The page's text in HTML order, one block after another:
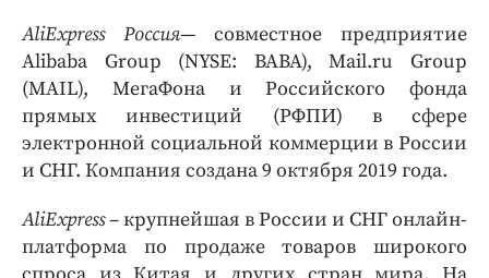
AliExpress Россия— совместное предприятие
Alibaba Group (NYSE: BABA), Mail.ru Group
(MAIL), МегаФона и Российского фонда
прямых инвестиций (РФПИ) в сфере
электронной социальной коммерции в России
и СНГ. Компания создана 9 октября 2019 года.
AliExpress– крупнейшая в России и СНГ онлайн-
платформа по продаже товаров широкого